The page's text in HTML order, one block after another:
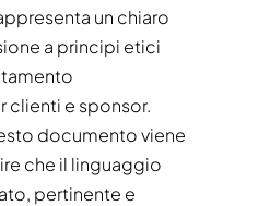
un chiaro
a principi etici
clienti e sponsor.
documento viene
che il linguaggio
pertinente e